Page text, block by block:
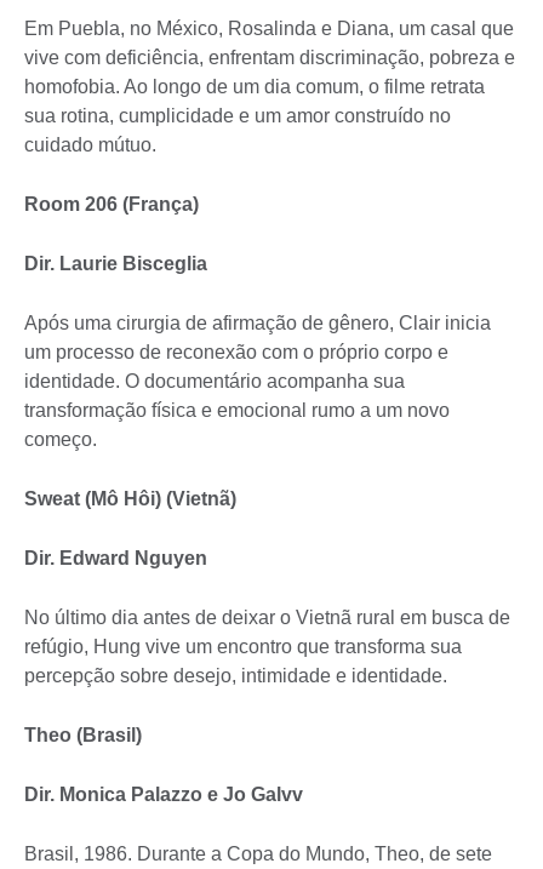
Em Puebla, no México, Rosalinda e Diana, um casal que
vive com deficiência, enfrentam discriminação, pobreza e
homofobia. Ao longo de um dia comum, o filme retrata
sua rotina, cumplicidade e um amor construído no
cuidado mútuo.
Room 206 (França)
Dir. Laurie Bisceglia
Após uma cirurgia de afirmação de gênero, Clair inicia
um processo de reconexão com o próprio corpo e
identidade. O documentário acompanha sua
transformação física e emocional rumo a um novo
começo.
Sweat (Mô Hôi) (Vietnã)
Dir. Edward Nguyen
No último dia antes de deixar o Vietnã rural em busca de
refúgio, Hung vive um encontro que transforma sua
percepção sobre desejo, intimidade e identidade.
Theo (Brasil)
Dir. Monica Palazzo e Jo Galvv
Brasil, 1986. Durante a Copa do Mundo, Theo, de sete